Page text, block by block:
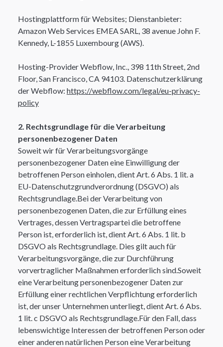
Hostingplattform für Websites; Dienstanbieter:
Amazon Web Services EMEA SARL, 38 avenue John F.
Kennedy, L-1855 Luxembourg (AWS).
Hosting-Provider Webflow, Inc., 398 11th Street, 2nd
Floor, San Francisco, CA 94103. Datenschutzerklärung
der Webflow: https://webflow.com/legal/eu-privacy-
policy
2. Rechtsgrundlage für die Verarbeitung
personenbezogener Daten
Soweit wir für Verarbeitungsvorgänge
personenbezogener Daten eine Einwilligung der
betroffenen Person einholen, dient Art. 6 Abs. 1 lit. a
EU-Datenschutzgrundverordnung (DSGVO) als
Rechtsgrundlage.Bei der Verarbeitung von
personenbezogenen Daten, die zur Erfüllung eines
Vertrages, dessen Vertragspartei die betroffene
Person ist, erforderlich ist, dient Art. 6 Abs. 1 lit. b
DSGVO als Rechtsgrundlage. Dies gilt auch für
Verarbeitungsvorgänge, die zur Durchführung
vorvertraglicher Maßnahmen erforderlich sind.Soweit
eine Verarbeitung personenbezogener Daten zur
Erfüllung einer rechtlichen Verpflichtung erforderlich
ist, der unser Unternehmen unterliegt, dient Art. 6 Abs.
1 lit. c DSGVO als Rechtsgrundlage.Für den Fall, dass
lebenswichtige Interessen der betroffenen Person oder
einer anderen natürlichen Person eine Verarbeitung